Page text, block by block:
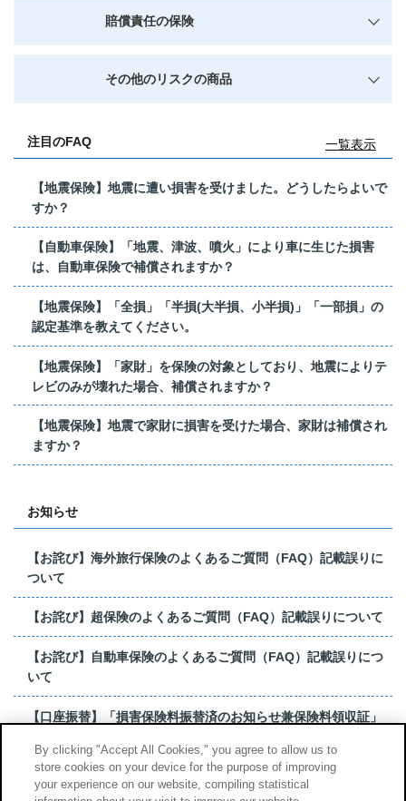
賠償責任の保険
その他のリスクの商品
注目のFAQ 一覧表示
【地震保険】地震に遭い損害を受けました。どうしたらよいで
すか？
【自動車保険】「地震、津波、噴火」により車に生じた損害
は、自動車保険で補償されますか？
【地震保険】「全損」「半損(大半損、小半損)」「一部損」の
認定基準を教えてください。
【地震保険】「家財」を保険の対象としており、地震によりテ
レビのみが壊れた場合、補償されますか？
【地震保険】地震で家財に損害を受けた場合、家財は補償され
ますか？
お知らせ
【お詫び】海外旅行保険のよくあるご質問（FAQ）記載誤りに
ついて
【お詫び】超保険のよくあるご質問（FAQ）記載誤りについて
【お詫び】自動車保険のよくあるご質問（FAQ）記載誤りにつ
いて
【口座振替】「損害保険料振替済のお知らせ兼保険料領収証」
【お詫び】超保険のよくあるご質問（FAQ）記載誤りについて
By clicking "Accept All Cookies," you agree to allow us to
store cookies on your device for the purpose of improving
your experience on our website, compiling statistical